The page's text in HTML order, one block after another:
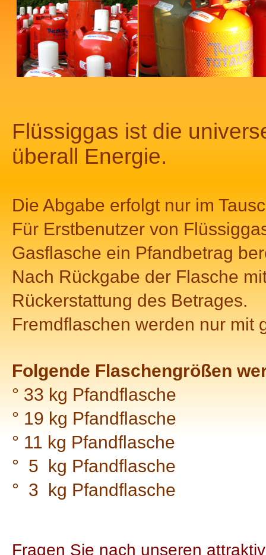
Flüssiggas ist die
überall Energie.
Die Abgabe erfolgt nur im
Für Erstbenutzer von
Gasflasche ein Pfandbetrag
Nach Rückgabe der Flasche
Rückerstattung des Betrages.
Fremdflaschen werden nur mit
Folgende Flaschengrößen
° 33 kg Pfandflasche
° 19 kg Pfandflasche
° 11 kg Pfandflasche
° 5 kg Pfandflasche
° 3 kg Pfandflasche
Fragen Sie nach unseren